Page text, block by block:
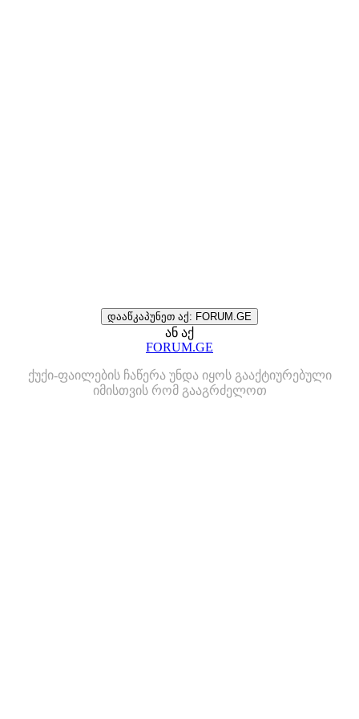
დააწკაპუნეთ აქ: FORUM.GE
ან აქ
FORUM.GE
ქუქი-ფაილების ჩაწერა უნდა იყოს გააქტიურებული
იმისთვის რომ გააგრძელოთ